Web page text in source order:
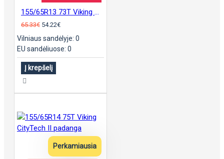
65.33€ 54.22€
Vilniaus sandėlyje: 0
EU sandėliuose: 0
Į krepšelį
Perkamiausia